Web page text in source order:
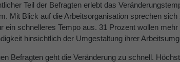
Teil der Befragten erlebt das
Mit Blick auf die Arbeitsorganisation sprechen sich
ein schnelleres Tempo aus. 31 Prozent wollen mehr
hinsichtlich der Umgestaltung ihrer
Befragten geht die Veränderung zu schnell.